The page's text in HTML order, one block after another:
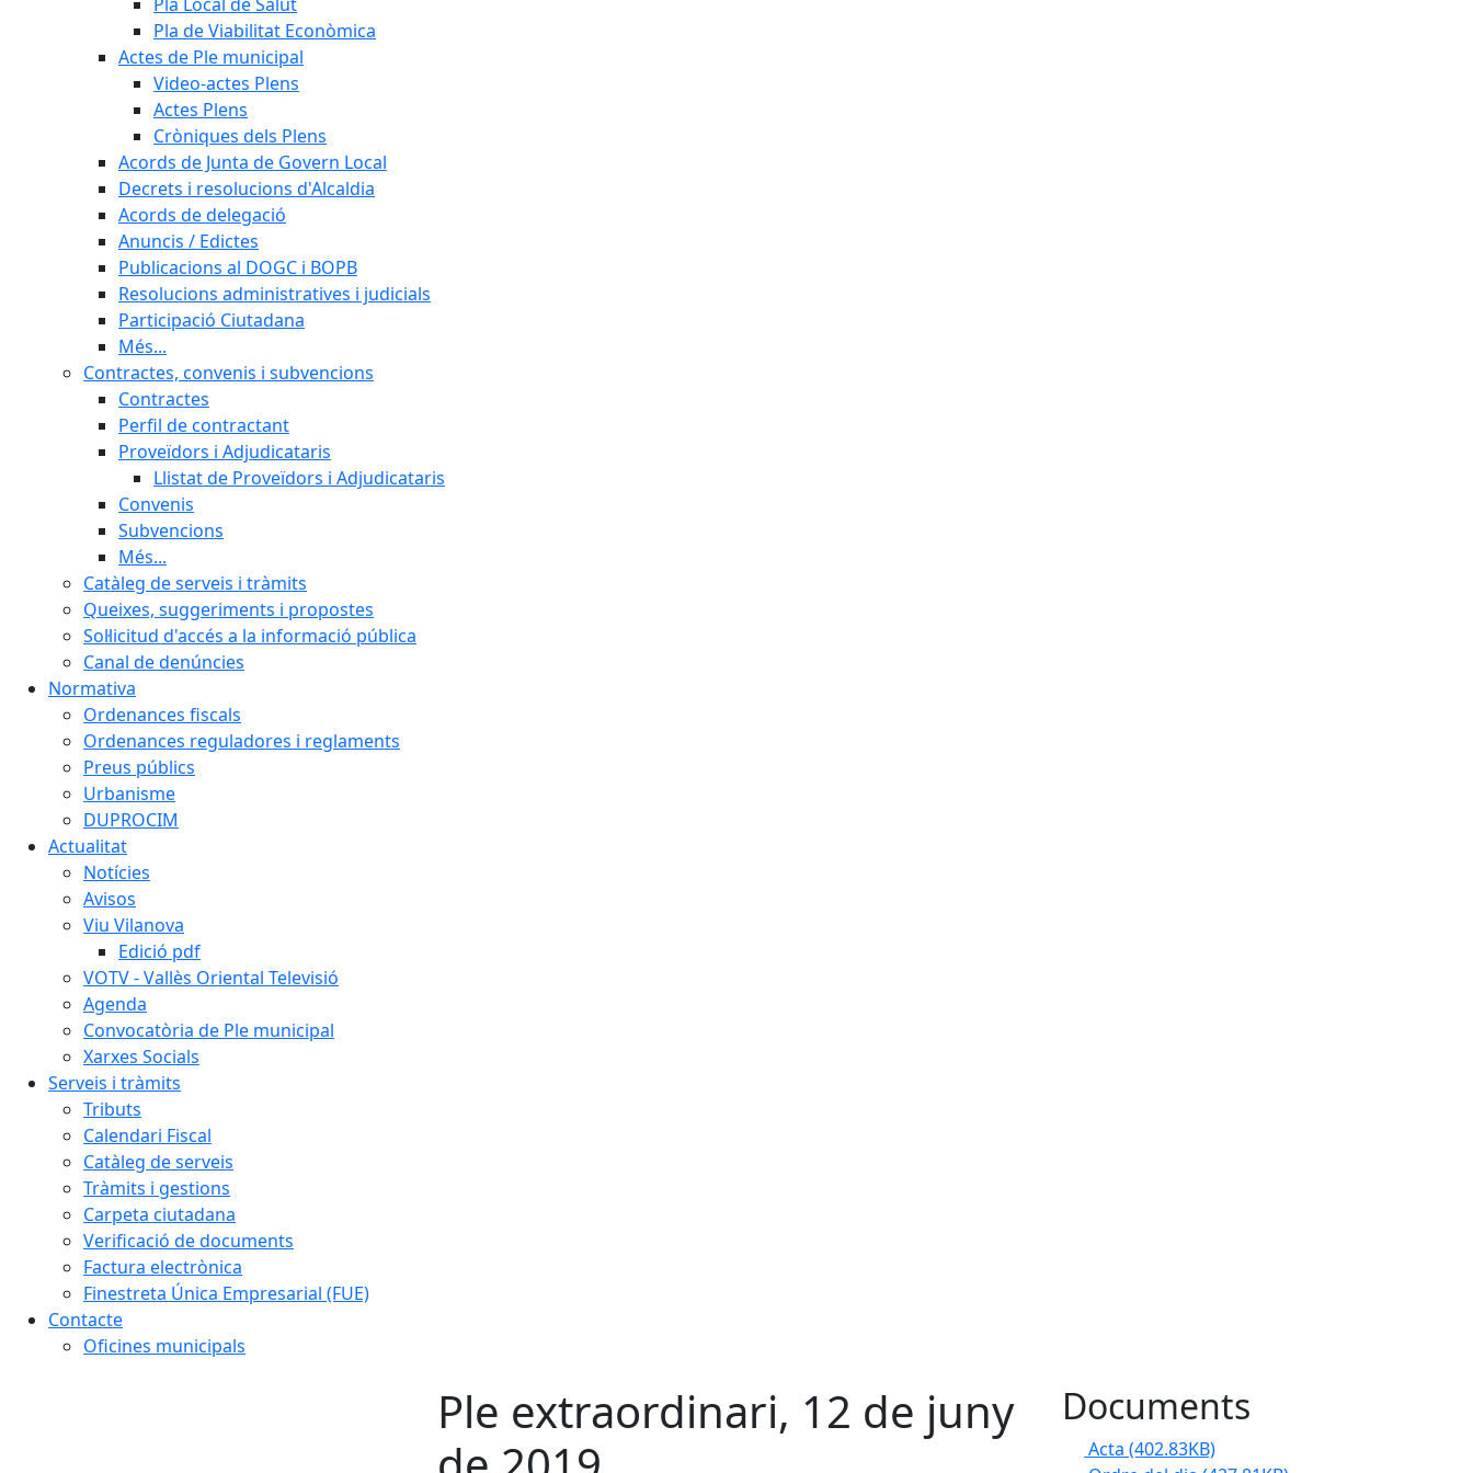
Pla de Viabilitat Econòmica
Actes de Ple municipal
Video-actes Plens
Actes Plens
Cròniques dels Plens
Acords de Junta de Govern Local
Decrets i resolucions d'Alcaldia
Acords de delegació
Anuncis / Edictes
Publicacions al DOGC i BOPB
Resolucions administratives i judicials
Participació Ciutadana
Més...
Contractes, convenis i subvencions
Contractes
Perfil de contractant
Proveïdors i Adjudicataris
Llistat de Proveïdors i Adjudicataris
Convenis
Subvencions
Més...
Catàleg de serveis i tràmits
Queixes, suggeriments i propostes
Sol·licitud d'accés a la informació pública
Canal de denúncies
Normativa
Ordenances fiscals
Ordenances reguladores i reglaments
Preus públics
Urbanisme
DUPROCIM
Actualitat
Notícies
Avisos
Viu Vilanova
Edició pdf
VOTV - Vallès Oriental Televisió
Agenda
Convocatòria de Ple municipal
Xarxes Socials
Serveis i tràmits
Tributs
Calendari Fiscal
Catàleg de serveis
Tràmits i gestions
Carpeta ciutadana
Verificació de documents
Factura electrònica
Finestreta Única Empresarial (FUE)
Contacte
Oficines municipals
Ple extraordinari, 12 de juny
Documents
Acta (402.83KB)